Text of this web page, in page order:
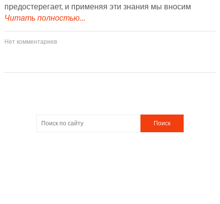
предостерегает, и применяя эти знания мы вносим
Читать полностью...
Нет комментариев